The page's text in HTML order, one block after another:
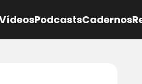
PodcastsCadernos